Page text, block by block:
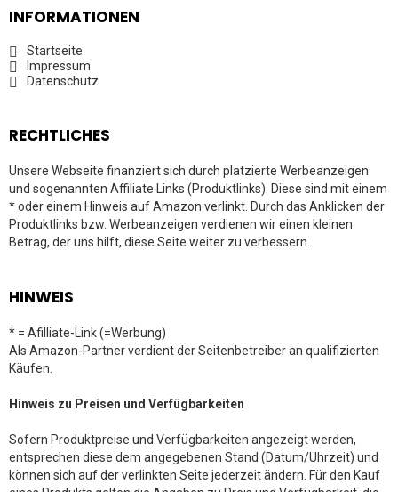
INFORMATIONEN
Startseite
Impressum
Datenschutz
RECHTLICHES
Unsere Webseite finanziert sich durch platzierte Werbeanzeigen
und sogenannten Affiliate Links (Produktlinks). Diese sind mit einem
* oder einem Hinweis auf Amazon verlinkt. Durch das Anklicken der
Produktlinks bzw. Werbeanzeigen verdienen wir einen kleinen
Betrag, der uns hilft, diese Seite weiter zu verbessern.
HINWEIS
* = Afilliate-Link (=Werbung)
Als Amazon-Partner verdient der Seitenbetreiber an qualifizierten
Käufen.
Hinweis zu Preisen und Verfügbarkeiten
Sofern Produktpreise und Verfügbarkeiten angezeigt werden,
entsprechen diese dem angegebenen Stand (Datum/Uhrzeit) und
können sich auf der verlinkten Seite jederzeit ändern. Für den Kauf